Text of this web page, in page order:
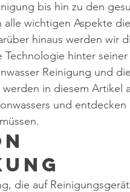
bis hin zu den
wichtigen Aspekte
hinaus werden wir
hinter
Reinigung und die
in diesem Artikel
und entdecken
die auf